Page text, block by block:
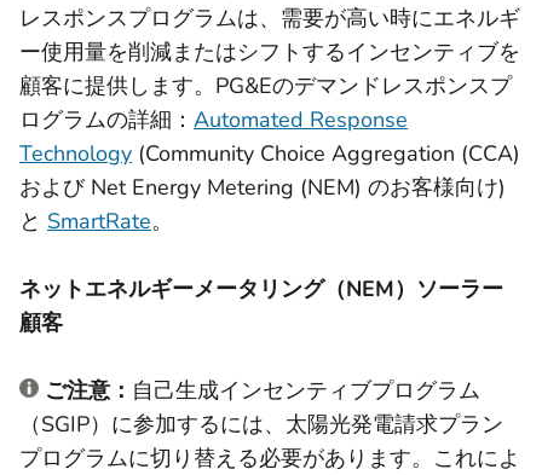
レスポンスプログラムは、需要が高い時にエネルギ
ー使用量を削減またはシフトするインセンティブを
顧客に提供します。PG&Eのデマンドレスポンスプ
ログラムの詳細： Automated Response
Technology (Community Choice Aggregation (CCA)
および Net Energy Metering (NEM) のお客様向け)
と SmartRate。
ネットエネルギーメータリング（NEM）ソーラー
顧客
ご注意： 自己生成インセンティブプログラム
（SGIP）に参加するには、太陽光発電請求プラン
プログラムに切り替える必要があります。これによ